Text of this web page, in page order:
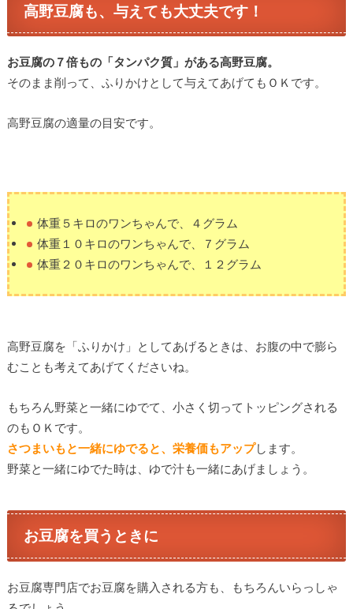
高野豆腐も、与えても大丈夫です！
お豆腐の７倍もの「タンパク質」がある高野豆腐。
そのまま削って、ふりかけとして与えてあげてもＯＫです。
高野豆腐の適量の目安です。
体重５キロのワンちゃんで、４グラム
体重１０キロのワンちゃんで、７グラム
体重２０キロのワンちゃんで、１２グラム
高野豆腐を「ふりかけ」としてあげるときは、お腹の中で膨ら
むことも考えてあげてくださいね。
もちろん野菜と一緒にゆでて、小さく切ってトッピングされる
のもＯＫです。
さつまいもと一緒にゆでると、栄養価もアップします。
野菜と一緒にゆでた時は、ゆで汁も一緒にあげましょう。
お豆腐を買うときに
お豆腐専門店でお豆腐を購入される方も、もちろんいらっしゃ